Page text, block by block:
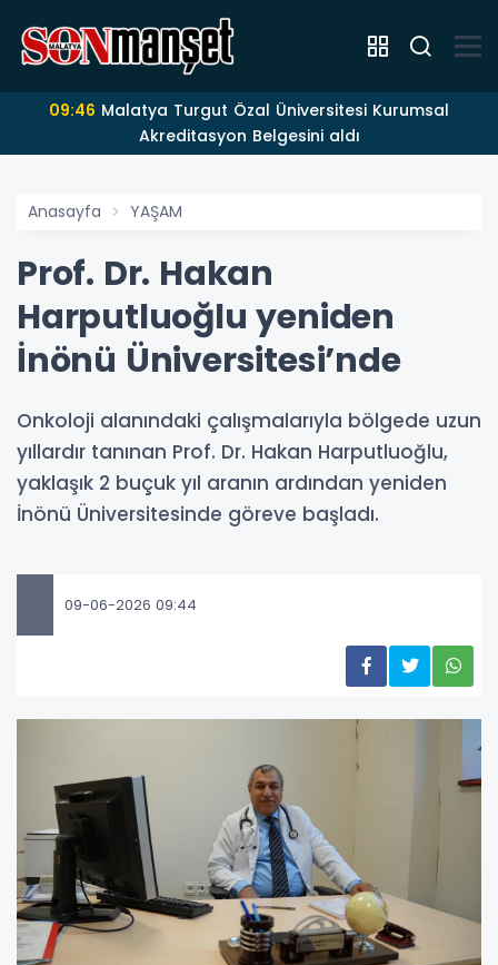
09:46
Akreditasyon Belgesini aldı
Anasayfa YAŞAM
Prof. Dr. Hakan
Harputluoğlu yeniden
İnönü Üniversitesi’nde
Onkoloji alanındaki çalışmalarıyla bölgede uzun
yıllardır tanınan Prof. Dr. Hakan Harputluoğlu,
yaklaşık 2 buçuk yıl aranın ardından yeniden
İnönü Üniversitesinde göreve başladı.
09-06-2026 09:44